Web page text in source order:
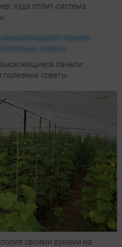
куда сплит-система
панели:
полезные советы
своими руками на